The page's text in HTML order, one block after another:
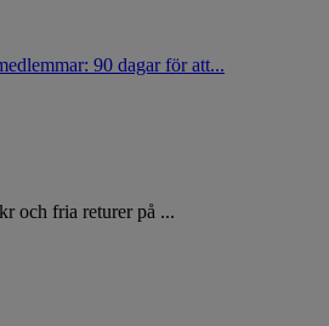
90 dagar för att...
och fria returer på ...